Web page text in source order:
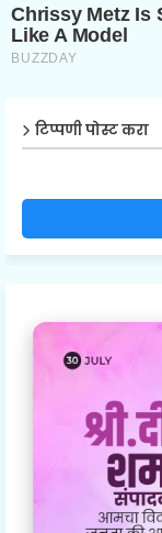
टिप्पणी पोस्ट करा